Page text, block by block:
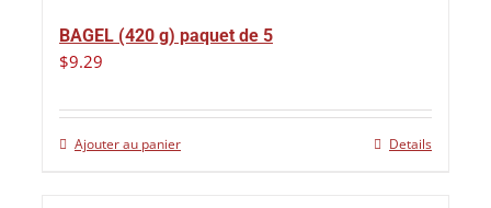
BAGEL (420 g) paquet de 5
$9.29
Ajouter au panier Details